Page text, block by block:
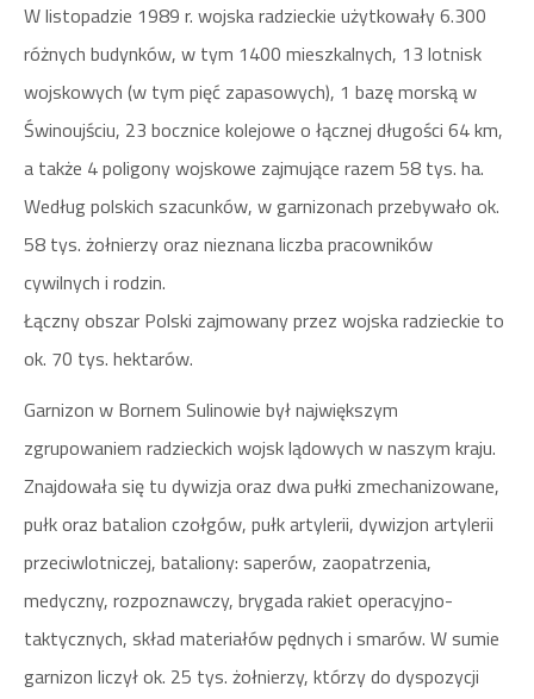
W listopadzie 1989 r. wojska radzieckie użytkowały 6.300
różnych budynków, w tym 1400 mieszkalnych, 13 lotnisk
wojskowych (w tym pięć zapasowych), 1 bazę morską w
Świnoujściu, 23 bocznice kolejowe o łącznej długości 64 km,
a także 4 poligony wojskowe zajmujące razem 58 tys. ha.
Według polskich szacunków, w garnizonach przebywało ok.
58 tys. żołnierzy oraz nieznana liczba pracowników
cywilnych i rodzin.
Łączny obszar Polski zajmowany przez wojska radzieckie to
ok. 70 tys. hektarów.
Garnizon w Bornem Sulinowie był największym
zgrupowaniem radzieckich wojsk lądowych w naszym kraju.
Znajdowała się tu dywizja oraz dwa pułki zmechanizowane,
pułk oraz batalion czołgów, pułk artylerii, dywizjon artylerii
przeciwlotniczej, bataliony: saperów, zaopatrzenia,
medyczny, rozpoznawczy, brygada rakiet operacyjno-
taktycznych, skład materiałów pędnych i smarów. W sumie
garnizon liczył ok. 25 tys. żołnierzy, którzy do dyspozycji